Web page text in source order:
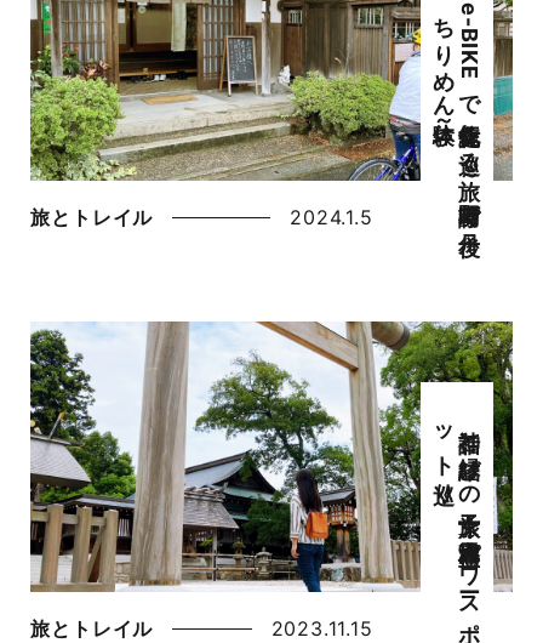
e
-
B
I
K
E
で
伝統文化を
巡る
旅～
与謝野町で
丹後
ち
り
め
ん
体験～
旅とトレイル 2024.1.5
神話と
縁結び
の
女子旅！
宮津・天橋立パ
ワ
ース
ポ
ッ
ト
巡り
旅とトレイル 2023.11.15